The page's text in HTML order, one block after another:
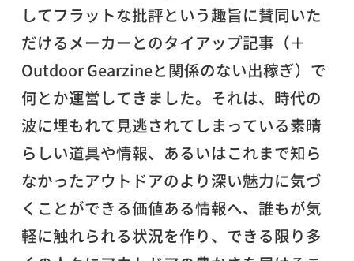
してフラットな批評という趣旨に賛同いた
だけるメーカーとのタイアップ記事（＋
Outdoor Gearzineと関係のない出稼ぎ）で
何とか運営してきました。それは、時代の
波に埋もれて見逃されてしまっている素晴
らしい道具や情報、あるいはこれまで知ら
なかったアウトドアのより深い魅力に気づ
くことができる価値ある情報へ、誰もが気
軽に触れられる状況を作り、できる限り多